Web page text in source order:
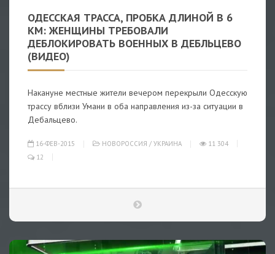
ОДЕССКАЯ ТРАССА, ПРОБКА ДЛИНОЙ В 6
КМ: ЖЕНЩИНЫ ТРЕБОВАЛИ
ДЕБЛОКИРОВАТЬ ВОЕННЫХ В ДЕБЛЬЦЕВО
(ВИДЕО)
Накануне местные жители вечером перекрыли Одесскую
трассу вблизи Умани в оба направления из-за ситуации в
Дебальцево.
16-ФЕВ-2015 НОВОРОССИЯ / УКРАИНА
11 304
12